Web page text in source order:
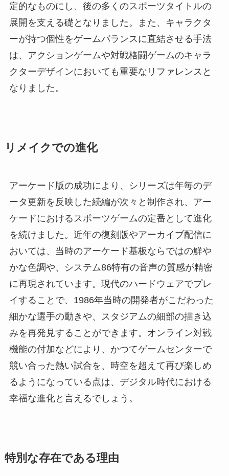
定的なものにし、後の多くのスポーツタイトルの
展開を支える礎となりました。また、キャラクタ
ーが持つ個性をゲームバランスに直結させる手法
は、アクションゲームや対戦格闘ゲームのキャラ
クターデザインにおいても重要なリファレンスと
なりました。
リメイクでの進化
アーケード版の成功により、シリーズは年毎のデ
ータ更新を反映した続編が次々と制作され、アー
ケードにおけるスポーツゲームの定番として進化
を続けました。近年の復刻版やアーカイブ配信に
おいては、当時のアーケード基板ならではの鮮や
かな色調や、システム86特有の音声の質感が精密
に再現されています。現代のハードウェアでプレ
イすることで、1986年当時の開発者がこだわった
細かな選手の動きや、スタジアムの細部の描き込
みを再発見することができます。オンライン対戦
機能の付加などにより、かつてゲームセンターで
競い合った熱い試合を、時空を超えて再び楽しめ
るようになっている点は、デジタル時代における
幸福な進化と言えるでしょう。
特別な存在である理由